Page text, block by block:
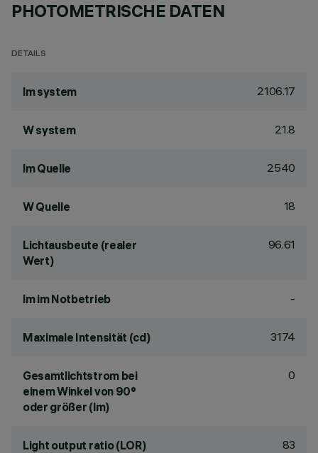
PHOTOMETRISCHE DATEN
DETAILS
lm system 2106.17
W system 21.8
lm Quelle 2540
W Quelle 18
Lichtausbeute (realer
Wert)
96.61
lm im Notbetrieb -
Maximale Intensität (cd) 3174
Gesamtlichtstrom bei
einem Winkel von 90°
oder größer (lm)
0
Light output ratio (LOR) 83